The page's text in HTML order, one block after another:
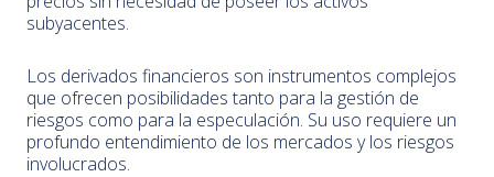
subyacentes.
Los derivados financieros son instrumentos complejos
que ofrecen posibilidades tanto para la gestión de
riesgos como para la especulación. Su uso requiere un
profundo entendimiento de los mercados y los riesgos
involucrados.